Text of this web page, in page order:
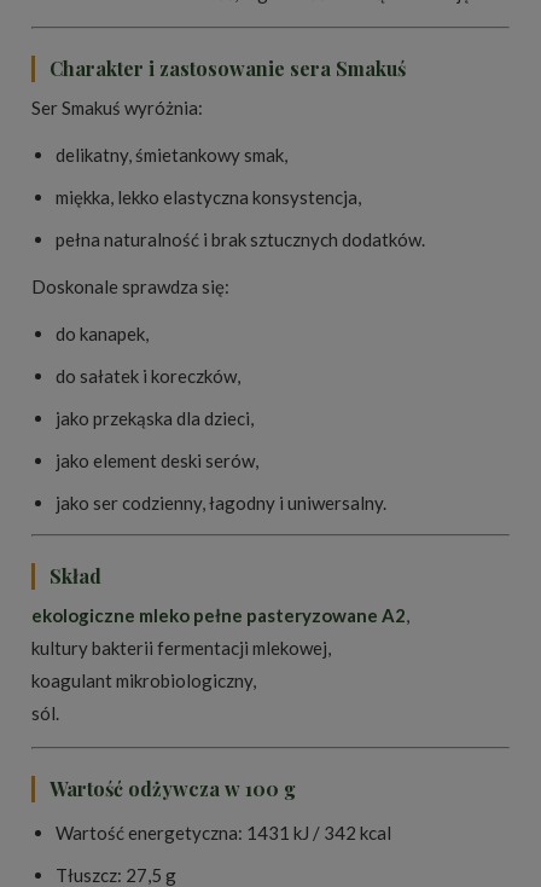
Charakter i zastosowanie sera Smakuś
Ser Smakuś wyróżnia:
delikatny, śmietankowy smak,
miękka, lekko elastyczna konsystencja,
pełna naturalność i brak sztucznych dodatków.
Doskonale sprawdza się:
do kanapek,
do sałatek i koreczków,
jako przekąska dla dzieci,
jako element deski serów,
jako ser codzienny, łagodny i uniwersalny.
Skład
ekologiczne mleko pełne pasteryzowane A2,
kultury bakterii fermentacji mlekowej,
koagulant mikrobiologiczny,
sól.
Wartość odżywcza w 100 g
Wartość energetyczna: 1431 kJ / 342 kcal
Tłuszcz: 27,5 g